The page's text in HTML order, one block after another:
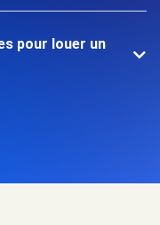
pour louer un